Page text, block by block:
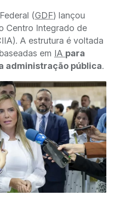
(GDF) lançou
Centro Integrado de
A estrutura é voltada
em IA para
administração pública.